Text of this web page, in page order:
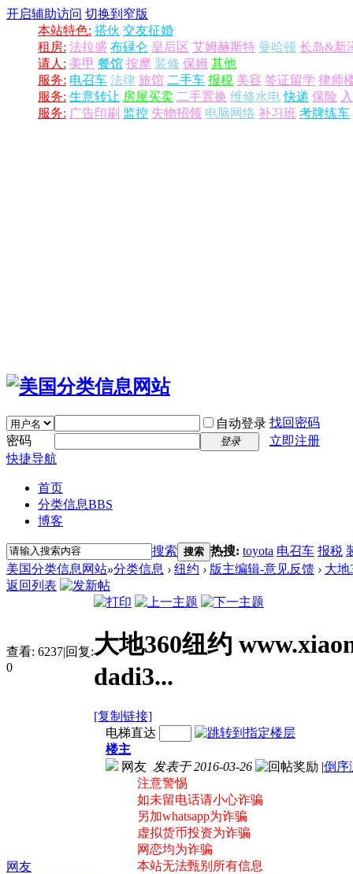
开启辅助访问 切换到窄版
本站特色: 搭伙 交友征婚
租房: 法拉盛 布碌仑 皇后区 艾姆赫斯特 曼哈顿 长岛&新
请人: 美甲 餐馆 按摩 装修 保姆 其他
服务: 电召车 法律 旅馆 二手车 报税 美容 签证留学 律师
服务: 生意转让 房屋买卖 二手置换 维修水电 快递 保险
服务: 广告印刷 监控 失物招领 电脑网络 补习班 考牌练车
自动登录 找回密码
密码
登录
立即注册
快捷导航
首页
分类信息BBS
博客
搜索 搜索 热搜: toyota 电召车 报税
美国分类信息网站»分类信息 › 纽约 › 版主编辑-意见反馈 › 大地
返回列表
查看: 6237|回复:
0
大地360纽约
dadi3...
[复制链接]
网友
电梯直达
楼主
网友 发表于 2016-03-26 |倒序
注意警惕
如未留电话请小心诈骗
另加whatsapp为诈骗
虚拟货币投资为诈骗
网恋均为诈骗
本站无法甄别所有信息